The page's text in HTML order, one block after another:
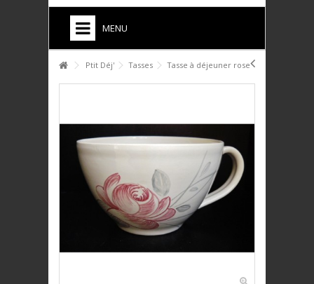
MENU
HOME
DÉCO
PLAQUES DÉCORATIVES
ANIMAUX
UNIVERS ENFANTS
Ptit Déj' Tasses Tasse à déjeuner rose